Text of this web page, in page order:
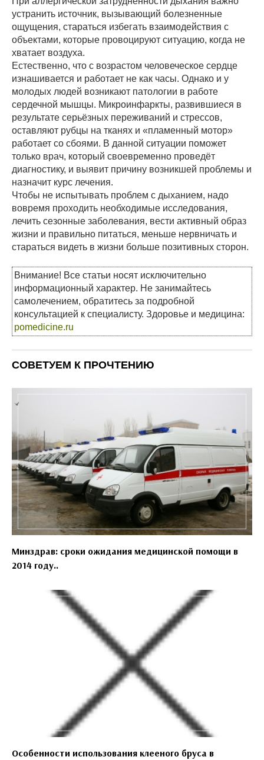
устранить источник, вызывающий болезненные
ощущения, стараться избегать взаимодействия с
объектами, которые провоцируют ситуацию, когда не
хватает воздуха.
Естественно, что с возрастом человеческое сердце
изнашивается и работает не как часы. Однако и у
молодых людей возникают патологии в работе
сердечной мышцы. Микроинфаркты, развившиеся в
результате серьёзных переживаний и стрессов,
оставляют рубцы на тканях и «пламенный мотор»
работает со сбоями. В данной ситуации поможет
только врач, который своевременно проведёт
диагностику, и выявит причину возникшей проблемы и
назначит курс лечения.
Чтобы не испытывать проблем с дыханием, надо
вовремя проходить необходимые исследования,
лечить сезонные заболевания, вести активный образ
жизни и правильно питаться, меньше нервничать и
стараться видеть в жизни больше позитивных сторон.
Внимание! Все статьи носят исключительно
информационный характер. Не занимайтесь
самолечением, обратитесь за подробной
консультацией к специалисту. Здоровье и медицина:
pomedicine.ru
СОВЕТУЕМ К ПРОЧТЕНИЮ
Минздрав: сроки ожидания медицинской помощи в
2014 году..
Особенности использования клееного бруса в